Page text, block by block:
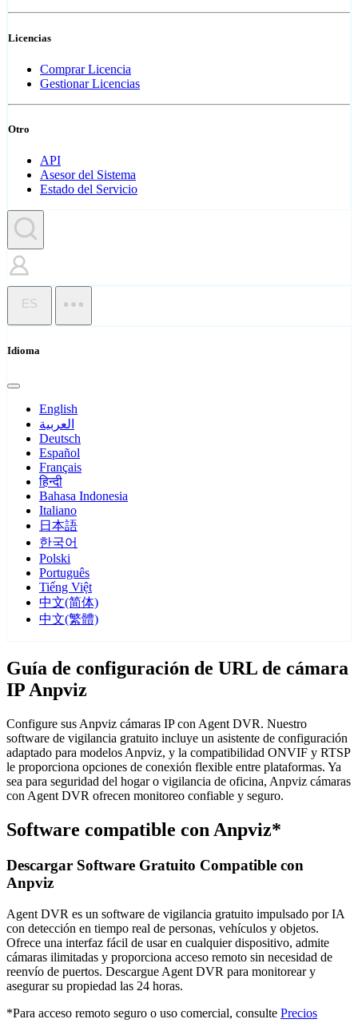
Licencias
Comprar Licencia
Gestionar Licencias
Otro
API
Asesor del Sistema
Estado del Servicio
ES
Idioma
English
العربية
Deutsch
Español
Français
हिन्दी
Bahasa Indonesia
Italiano
日本語
한국어
Polski
Português
Tiếng Việt
中文(简体)
中文(繁體)
Guía de configuración de URL de cámara
IP Anpviz
Configure sus Anpviz cámaras IP con Agent DVR. Nuestro
software de vigilancia gratuito incluye un asistente de configuración
adaptado para modelos Anpviz, y la compatibilidad ONVIF y RTSP
le proporciona opciones de conexión flexible entre plataformas. Ya
sea para seguridad del hogar o vigilancia de oficina, Anpviz cámaras
con Agent DVR ofrecen monitoreo confiable y seguro.
Software compatible con Anpviz*
Descargar Software Gratuito Compatible con
Anpviz
Agent DVR es un software de vigilancia gratuito impulsado por IA
con detección en tiempo real de personas, vehículos y objetos.
Ofrece una interfaz fácil de usar en cualquier dispositivo, admite
cámaras ilimitadas y proporciona acceso remoto sin necesidad de
reenvío de puertos. Descargue Agent DVR para monitorear y
asegurar su propiedad las 24 horas.
*Para acceso remoto seguro o uso comercial, consulte Precios